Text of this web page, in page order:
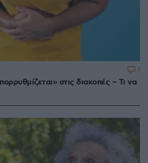
στις διακοπές – Τι να
1